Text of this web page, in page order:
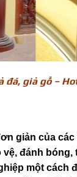
đá, giả gỗ –
giản của
vệ, đánh
một cách